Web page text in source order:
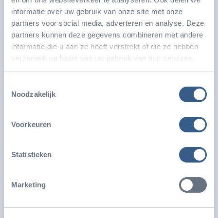
informatie over uw gebruik van onze site met onze
partners voor social media, adverteren en analyse. Deze
partners kunnen deze gegevens combineren met andere
informatie die u aan ze heeft verstrekt of die ze hebben
verzameld op basis van uw gebruik van hun services.
Noodzakelijk
Voorkeuren
Statistieken
Marketing
Burgers' Zoo ontwikkelt grootste
zeegrasaquarium ter wereld
Koninklijke Burgers’ Zoo ontwikkelt het grootste
zeegrasaquarium ter wereld met een volume van